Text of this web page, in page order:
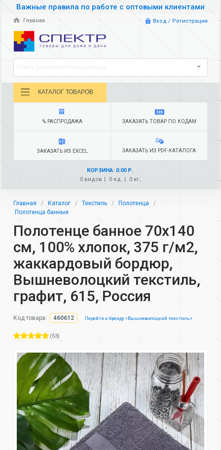
Важные правила по работе с оптовыми клиентами
Главная Вход / Регистрация
КАТАЛОГ ТОВАРОВ
% РАСПРОДАЖА ЗАКАЗАТЬ ТОВАР ПО КОДАМ
ЗАКАЗАТЬ ИЗ EXCEL ЗАКАЗАТЬ ИЗ PDF-КАТАЛОГА
КОРЗИНА: 0.00 Р.
0 видов
0 ед. 0 кг.
Главная Каталог Текстиль
Полотенца
Полотенца банные
Полотенце банное 70х140
см, 100% хлопок, 375 г/м2,
жаккардовый бордюр,
Вышневолоцкий текстиль,
графит, 615, Россия
Код товара: 460612 Перейти к бренду «Вышневолоцкий текстиль»
(53)